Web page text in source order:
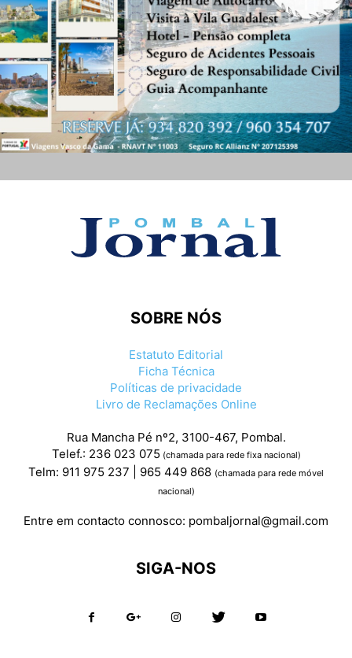
SOBRE NÓS
Estatuto Editorial
Ficha Técnica
Políticas de privacidade
Livro de Reclamações Online
Rua Mancha Pé nº2, 3100-467, Pombal.
Telef.: 236 023 075 (chamada para rede fixa nacional)
Telm: 911 975 237 | 965 449 868 (chamada para rede móvel
nacional)
Entre em contacto connosco: pombaljornal@gmail.com
SIGA-NOS